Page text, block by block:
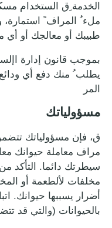
الخدمة ِق الستخدام
ملء ُ المراف ً استمارة،
طبيبك أو معالجك أو
بموجب قانون إدارة
يطلب ُ منك دفع أي
المر
مسؤولياتك
ق، فإن مسؤولياتك
مراف معاملة حيوانك
سيطرتك دائما.
مخلفات لألطعمة أو
أضرار يسببها حيوانك.
بالحيوانات (والتي قد